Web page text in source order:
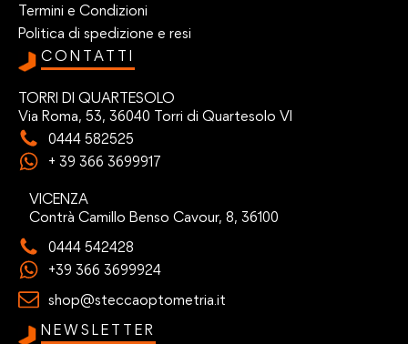
Termini e Condizioni
Politica di spedizione e resi
CONTATTI
TORRI DI QUARTESOLO
Via Roma, 53, 36040 Torri di Quartesolo VI
0444 582525
+ 39 366 3699917
VICENZA
Contrà Camillo Benso Cavour, 8, 36100
0444 542428
+39 366 3699924
shop@steccaoptometria.it
NEWSLETTER